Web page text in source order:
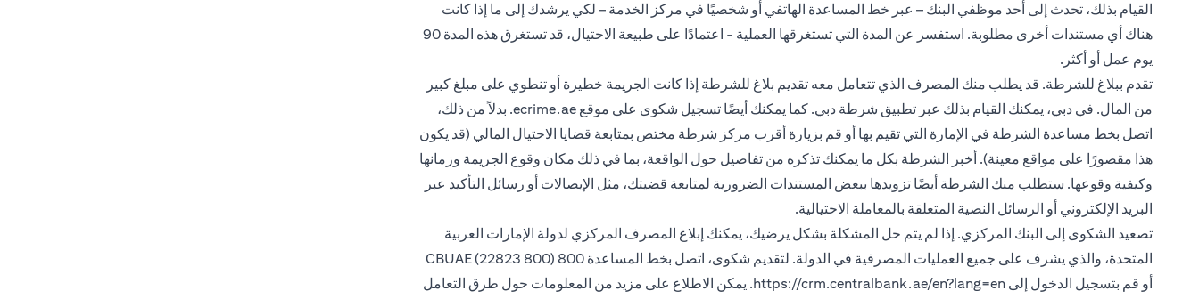
القيام بذلك، تحدث إلى أحد موظفي البنك – عبر خط المساعدة الهاتفي أو شخصيًا في مركز الخدمة – لكي يرشدك إلى ما إذا كانت
هناك أي مستندات أخرى مطلوبة. استفسر عن المدة التي تستغرقها العملية - اعتمادًا على طبيعة الاحتيال، قد تستغرق هذه المدة 90
يوم عمل أو أكثر.
تقدم ببلاغ للشرطة. قد يطلب منك المصرف الذي تتعامل معه تقديم بلاغ للشرطة إذا كانت الجريمة خطيرة أو تنطوي على مبلغ كبير
من المال. في دبي، يمكنك القيام بذلك عبر تطبيق شرطة دبي. كما يمكنك أيضًا تسجيل شكوى على موقع ecrime.ae. بدلاً من ذلك،
اتصل بخط مساعدة الشرطة في الإمارة التي تقيم بها أو قم بزيارة أقرب مركز شرطة مختص بمتابعة قضايا الاحتيال المالي (قد يكون
هذا مقصورًا على مواقع معينة). أخبر الشرطة بكل ما يمكنك تذكره من تفاصيل حول الواقعة، بما في ذلك مكان وقوع الجريمة وزمانها
وكيفية وقوعها. ستطلب منك الشرطة أيضًا تزويدها ببعض المستندات الضرورية لمتابعة قضيتك، مثل الإيصالات أو رسائل التأكيد عبر
البريد الإلكتروني أو الرسائل النصية المتعلقة بالمعاملة الاحتيالية.
تصعيد الشكوى إلى البنك المركزي. إذا لم يتم حل المشكلة بشكل يرضيك، يمكنك إبلاغ المصرف المركزي لدولة الإمارات العربية
المتحدة، والذي يشرف على جميع العمليات المصرفية في الدولة. لتقديم شكوى، اتصل بخط المساعدة 800 CBUAE (22823 800)
أو قم بتسجيل الدخول إلى https://crm.centralbank.ae/en?lang=en. يمكن الاطلاع على مزيد من المعلومات حول طرق التعامل